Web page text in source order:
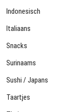
Indonesisch
Italiaans
Snacks
Surinaams
Sushi / Japans
Taartjes